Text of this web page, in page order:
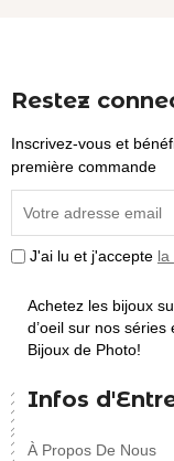
Restez
Inscrivez-vous et
première commande
J'ai lu et j'accepte la
Achetez les bijoux
d’oeil sur nos séries
Bijoux de Photo!
Infos
À Propos De Nous